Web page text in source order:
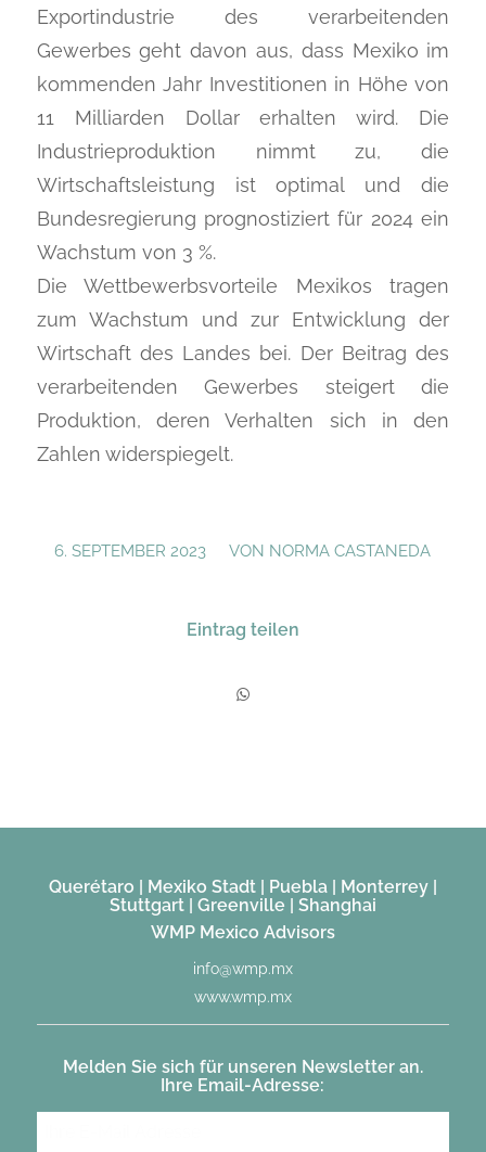
Exportindustrie des verarbeitenden
Gewerbes geht davon aus, dass Mexiko im
kommenden Jahr Investitionen in Höhe von
11 Milliarden Dollar erhalten wird. Die
Industrieproduktion nimmt zu, die
Wirtschaftsleistung ist optimal und die
Bundesregierung prognostiziert für 2024 ein
Wachstum von 3 %.
Die Wettbewerbsvorteile Mexikos tragen
zum Wachstum und zur Entwicklung der
Wirtschaft des Landes bei. Der Beitrag des
verarbeitenden Gewerbes steigert die
Produktion, deren Verhalten sich in den
Zahlen widerspiegelt.
6. SEPTEMBER 2023
/ VON NORMA CASTANEDA
Eintrag teilen
Querétaro | Mexiko Stadt | Puebla | Monterrey |
Stuttgart | Greenville | Shanghai
WMP Mexico Advisors
info@wmp.mx
www.wmp.mx
Melden Sie sich für unseren Newsletter an.
Ihre Email-Adresse: